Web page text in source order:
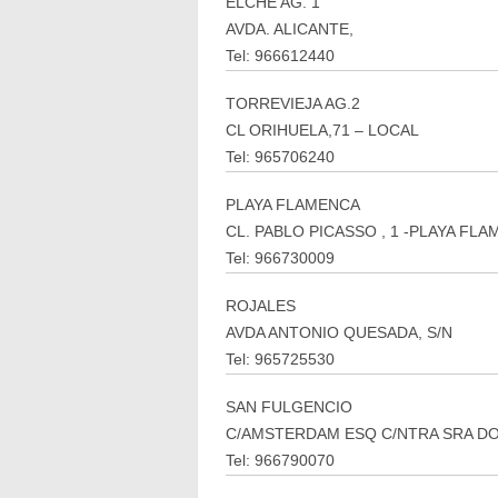
AVDA. ALICANTE,
Tel: 966612440
TORREVIEJA AG.2
CL ORIHUELA,71 – LOCAL
Tel: 965706240
PLAYA FLAMENCA
CL. PABLO PICASSO , 1 -PLAYA
Tel: 966730009
ROJALES
AVDA ANTONIO QUESADA, S/N
Tel: 965725530
SAN FULGENCIO
C/AMSTERDAM ESQ C/NTRA SRA
Tel: 966790070